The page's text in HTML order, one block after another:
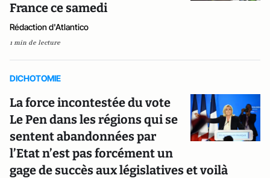
France ce samedi
Rédaction d'Atlantico
1 min de lecture
DICHOTOMIE
La force incontestée du vote
Le Pen dans les régions qui se
sentent abandonnées par
l’Etat n’est pas forcément un
gage de succès aux législatives et voilà